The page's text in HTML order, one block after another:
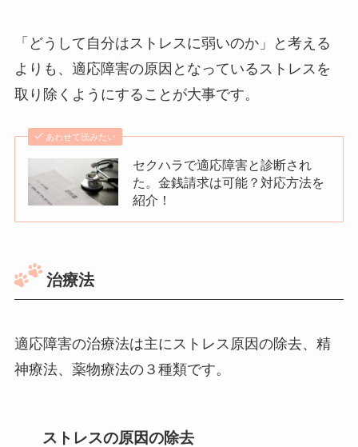
「どうして自分はストレスに弱いのか」と考える
よりも、適応障害の原因となっているストレスを
取り除くようにすることが大事です。
あわせて読みたい
セクハラで適応障害と診断され
た。金銭請求は可能？対応方法を
紹介！
治療法
適応障害の治療法は主にストレス原因の除去、精
神療法、薬物療法の３種類です。
ストレスの原因の除去